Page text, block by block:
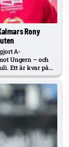
Rony
A-
Ungern – och
Ett år kvar på
omstarten.